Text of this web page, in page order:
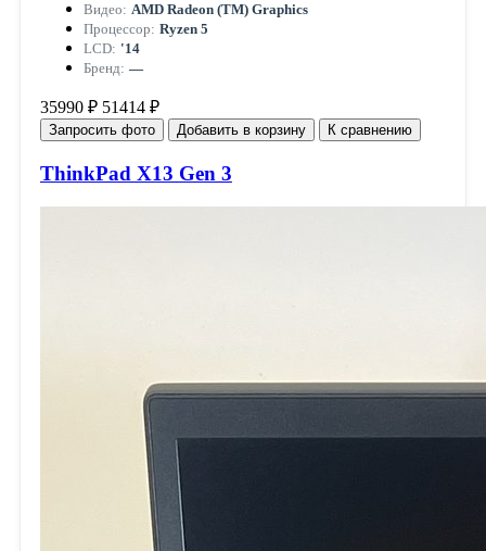
Видео: AMD Radeon (TM) Graphics
Процессор: Ryzen 5
LCD: '14
Бренд: —
35990 ₽ 51414 ₽
Запросить фото Добавить в корзину К сравнению
ThinkPad X13 Gen 3